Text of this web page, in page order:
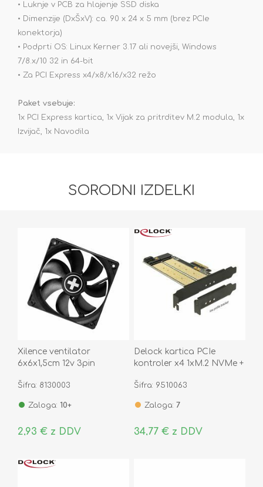
• Luknje v PCB za hlajenje SSD diska
• Dimenzije (DxŠxV): ca. 90 x 24 x 5 mm (brez PCIe
konektorja)
• Podprti OS: Linux Kerner 3.17 ali novejši, Windows
7/8.x/10 32 in 64-bit
• Za PCI Express x4/x8/x16/x32 režo
Paket vsebuje:
1x PCI Express kartica, 1x Vijak za pritrditev M.2 modula, 1x
Izvijač, 1x Navodila
SORODNI IZDELKI
Xilence ventilator
6x6x1,5cm 12v 3pin
Šifra: 8130003
Zaloga: 10+
2,93 € z DDV
Delock kartica PCIe
kontroler x4 1xM.2 NVMe +
Šifra: 9510063
Zaloga: 7
34,77 € z DDV